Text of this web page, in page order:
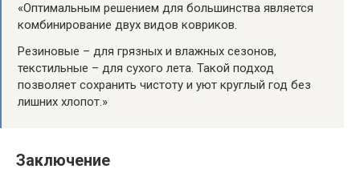
«Оптимальным решением для большинства является
комбинирование двух видов ковриков.
Резиновые – для грязных и влажных сезонов,
текстильные – для сухого лета. Такой подход
позволяет сохранить чистоту и уют круглый год без
лишних хлопот.»
Заключение